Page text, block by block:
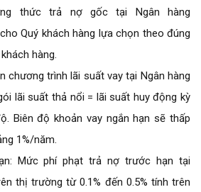
thức trả nợ gốc tại Ngân hàng
Quý khách hàng lựa chọn theo đúng
hàng.
chương trình lãi suất vay tại Ngân hàng
lãi suất thả nổi = lãi suất huy động kỳ
Biên độ khoản vay ngắn hạn sẽ thấp
1%/năm.
Mức phí phạt trả nợ trước hạn tại
thị trường từ 0.1% đến 0.5% tính trên